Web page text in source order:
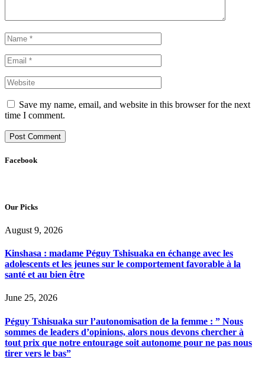
Save my name, email, and website in this browser for the next
time I comment.
Facebook
Our Picks
August 9, 2026
Kinshasa : madame Péguy Tshisuaka en échange avec les
adolescents et les jeunes sur le comportement favorable à la
santé et au bien être
June 25, 2026
Péguy Tshisuaka sur l’autonomisation de la femme : ” Nous
sommes de leaders d’opinions, alors nous devons chercher à
tout prix que notre entourage soit autonome pour ne pas nous
tirer vers le bas”